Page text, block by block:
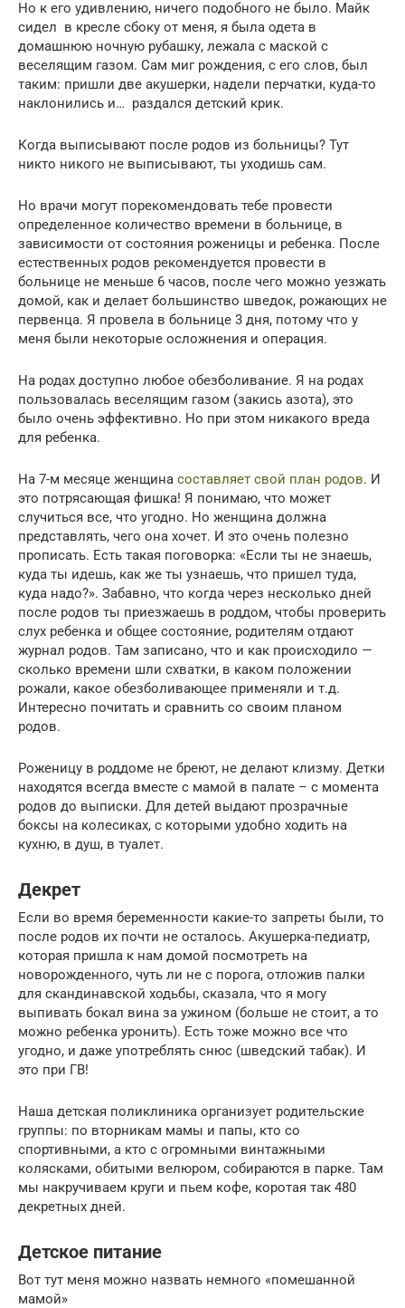
Но к его удивлению, ничего подобного не было. Майк
сидел в кресле сбоку от меня, я была одета в
домашнюю ночную рубашку, лежала с маской с
веселящим газом. Сам миг рождения, с его слов, был
таким: пришли две акушерки, надели перчатки, куда-то
наклонились и… раздался детский крик.
Когда выписывают после родов из больницы? Тут
никто никого не выписывают, ты уходишь сам.
Но врачи могут порекомендовать тебе провести
определенное количество времени в больнице, в
зависимости от состояния роженицы и ребенка. После
естественных родов рекомендуется провести в
больнице не меньше 6 часов, после чего можно уезжать
домой, как и делает большинство шведок, рожающих не
первенца. Я провела в больнице 3 дня, потому что у
меня были некоторые осложнения и операция.
На родах доступно любое обезболивание. Я на родах
пользовалась веселящим газом (закись азота), это
было очень эффективно. Но при этом никакого вреда
для ребенка.
На 7-м месяце женщина составляет свой план родов. И
это потрясающая фишка! Я понимаю, что может
случиться все, что угодно. Но женщина должна
представлять, чего она хочет. И это очень полезно
прописать. Есть такая поговорка: «Если ты не знаешь,
куда ты идешь, как же ты узнаешь, что пришел туда,
куда надо?». Забавно, что когда через несколько дней
после родов ты приезжаешь в роддом, чтобы проверить
слух ребенка и общее состояние, родителям отдают
журнал родов. Там записано, что и как происходило —
сколько времени шли схватки, в каком положении
рожали, какое обезболивающее применяли и т.д.
Интересно почитать и сравнить со своим планом
родов.
Роженицу в роддоме не бреют, не делают клизму. Детки
находятся всегда вместе с мамой в палате – с момента
родов до выписки. Для детей выдают прозрачные
боксы на колесиках, с которыми удобно ходить на
кухню, в душ, в туалет.
Декрет
Если во время беременности какие-то запреты были, то
после родов их почти не осталось. Акушерка-педиатр,
которая пришла к нам домой посмотреть на
новорожденного, чуть ли не с порога, отложив палки
для скандинавской ходьбы, сказала, что я могу
выпивать бокал вина за ужином (больше не стоит, а то
можно ребенка уронить). Есть тоже можно все что
угодно, и даже употреблять снюс (шведский табак). И
это при ГВ!
Наша детская поликлиника организует родительские
группы: по вторникам мамы и папы, кто со
спортивными, а кто с огромными винтажными
колясками, обитыми велюром, собираются в парке. Там
мы накручиваем круги и пьем кофе, коротая так 480
декретных дней.
Детское питание
Вот тут меня можно назвать немного «помешанной
мамой»